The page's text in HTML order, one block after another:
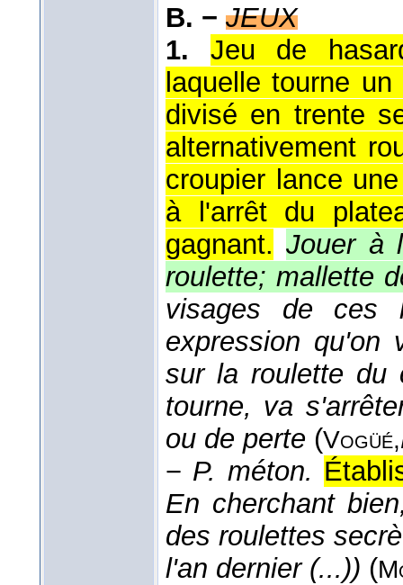
B. − JEUX
1.
Jeu de
laquelle tourne
divisé en trente
alternativement
croupier lance
à l'arrêt du
gagnant. Jouer à
roulette; mallette
visages de ces
expression qu'on
sur la roulette du
tourne, va
ou de perte (Vogüé,
− P. méton.
En cherchant
des roulettes
l'an dernier (...)) (